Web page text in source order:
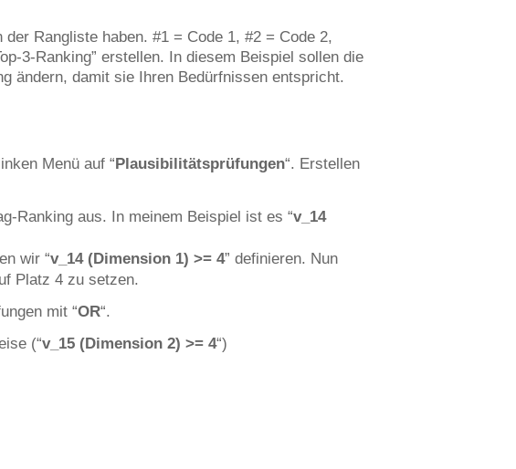
Rangliste haben. #1 = Code 1, #2 = Code 2,
3-Ranking” erstellen. In diesem Beispiel sollen die
ändern, damit sie Ihren Bedürfnissen entspricht.
Menü auf “Plausibilitätsprüfungen“. Erstellen
Ranking aus. In meinem Beispiel ist es “v_14
wir “v_14 (Dimension 1) >= 4” definieren. Nun
Platz 4 zu setzen.
mit “OR“.
(“v_15 (Dimension 2) >= 4“)